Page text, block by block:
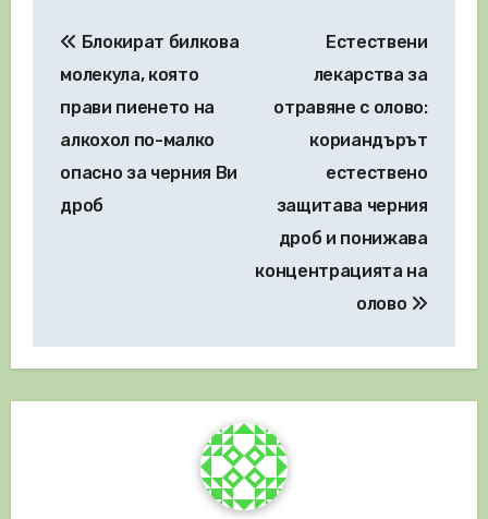
Блокират билкова
молекула, която
прави пиенето на
алкохол по-малко
опасно за черния Ви
дроб
Естествени
лекарства за
отравяне с олово:
кориандърът
естествено
защитава черния
дроб и понижава
концентрацията на
олово